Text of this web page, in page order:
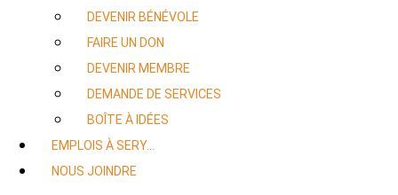
DEVENIR BÉNÉVOLE
FAIRE UN DON
DEVENIR MEMBRE
DEMANDE DE SERVICES
BOÎTE À IDÉES
EMPLOIS À SERY…
NOUS JOINDRE